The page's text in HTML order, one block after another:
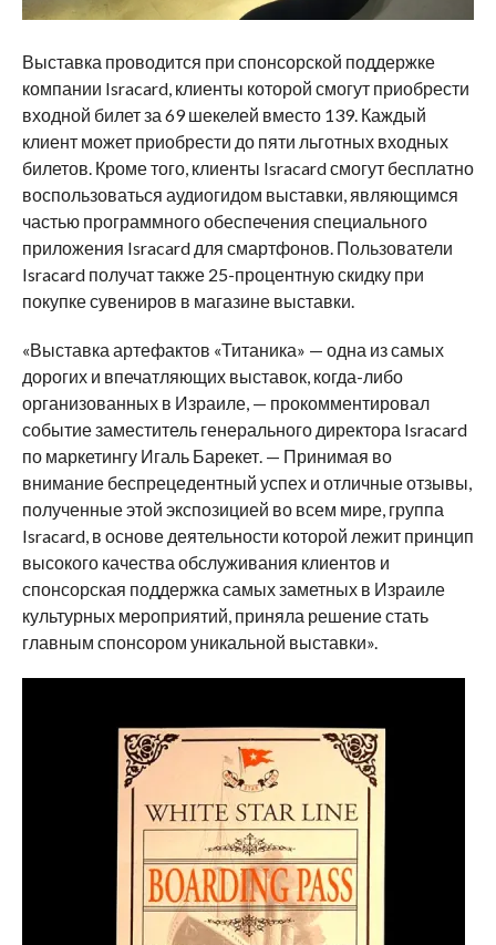
Выставка проводится при спонсорской поддержке
компании Isracard, клиенты которой смогут приобрести
входной билет за 69 шекелей вместо 139. Каждый
клиент может приобрести до пяти льготных входных
билетов. Кроме того, клиенты Isracard смогут бесплатно
воспользоваться аудиогидом выставки, являющимся
частью программного обеспечения специального
приложения Isracard для смартфонов. Пользователи
Isracard получат также 25-процентную скидку при
покупке сувениров в магазине выставки.
«Выставка артефактов «Титаника» — одна из самых
дорогих и впечатляющих выставок, когда-либо
организованных в Израиле, — прокомментировал
событие заместитель генерального директора Isracard
по маркетингу Игаль Барекет. — Принимая во
внимание беспрецедентный успех и отличные отзывы,
полученные этой экспозицией во всем мире, группа
Isracard, в основе деятельности которой лежит принцип
высокого качества обслуживания клиентов и
спонсорская поддержка самых заметных в Израиле
культурных мероприятий, приняла решение стать
главным спонсором уникальной выставки».